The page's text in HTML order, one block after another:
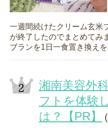
一週間続けたクリーム玄米
が終了したのでまとめてみ
ブランを1日一食置き換え
湘南美容外
フトを体験
は？【PR】